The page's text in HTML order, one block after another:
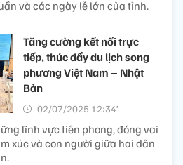
và các ngày lễ lớn của tỉnh.
Tăng cường kết nối trực
tiếp, thúc đẩy du lịch song
phương Việt Nam – Nhật
Bản
02/07/2025 12:34’
lĩnh vực tiên phong, đóng vai
xúc và con người giữa hai dân